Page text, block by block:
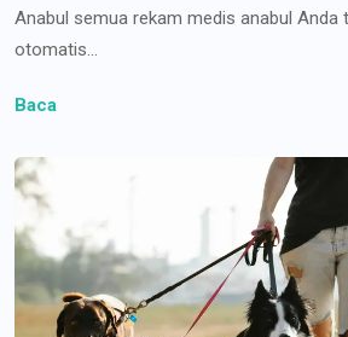
Anabul semua rekam medis anabul Anda
otomatis...
Baca